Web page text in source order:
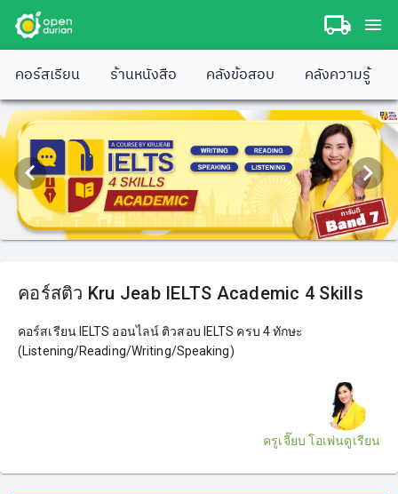
คอร์สเรียน ร้านหนังสือ คลังข้อสอบ คลังความรู้
คอร์สติว Kru Jeab IELTS Academic 4 Skills
คอร์สเรียน IELTS ออนไลน์ ติวสอบ IELTS ครบ 4 ทักษะ
(Listening/Reading/Writing/Speaking)
ครูเจี๊ยบ โอเพ่นดูเรียน